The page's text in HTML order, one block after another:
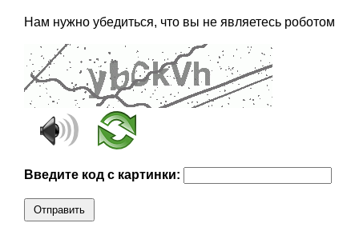
Нам нужно убедиться, что вы не являетесь роботом
Введите код с картинки:
Отправить